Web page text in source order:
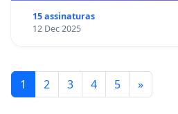
15 assinaturas
12 Dec 2025
1 2 3 4 5 »